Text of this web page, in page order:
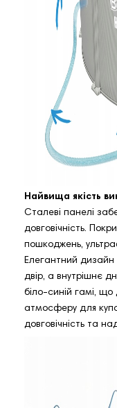
Найвища якість
Сталеві панелі
довговічність.
пошкоджень,
Елегантний дизайн
двір, а внутрішнє
біло‑синій гамі,
атмосферу для
довговічність та